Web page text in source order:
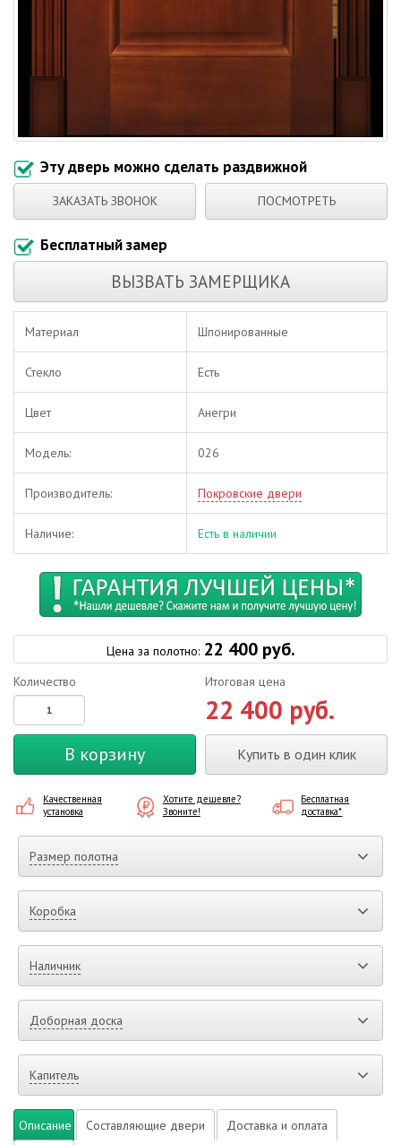
Эту дверь можно сделать раздвижной
ЗАКАЗАТЬ ЗВОНОК ПОСМОТРЕТЬ
Бесплатный замер
ВЫЗВАТЬ ЗАМЕРЩИКА
Материал Шпонированные
Стекло Есть
Цвет Анегри
Модель: 026
Производитель: Покровские двери
Наличие: Есть в наличии
Цена за полотно:22 400 руб.
Количество Итоговая цена
22 400 руб.
В корзину Купить в один клик
Качественная
установка
Хотите дешевле?
Звоните!
Бесплатная
доставка*
Размер полотна
Коробка
Наличник
Доборная доска
Капитель
Описание Составляющие двери Доставка и оплата